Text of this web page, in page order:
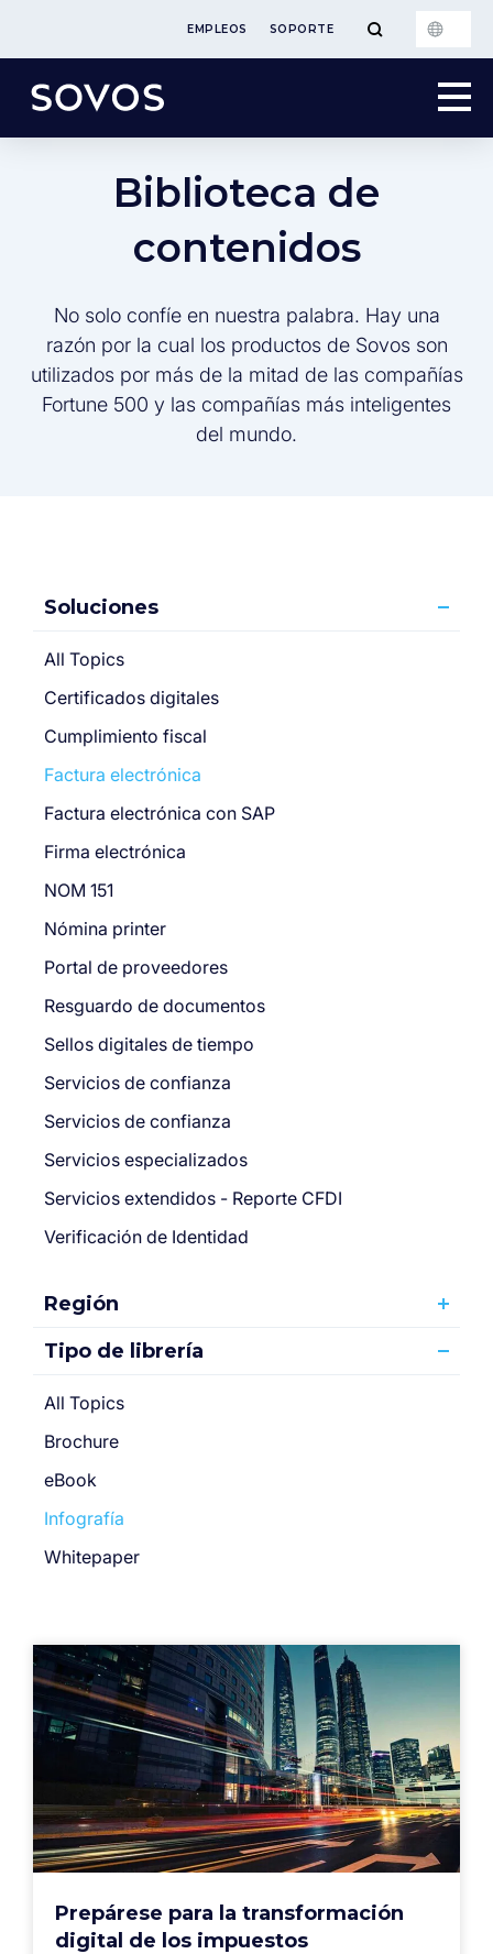
EMPLEOS SOPORTE
Biblioteca de
contenidos
No solo confíe en nuestra palabra. Hay una
razón por la cual los productos de Sovos son
utilizados por más de la mitad de las compañías
Fortune 500 y las compañías más inteligentes
del mundo.
Soluciones
All Topics
Certificados digitales
Cumplimiento fiscal
Factura electrónica
Factura electrónica con SAP
Firma electrónica
NOM 151
Nómina printer
Portal de proveedores
Resguardo de documentos
Sellos digitales de tiempo
Servicios de confianza
Servicios de confianza
Servicios especializados
Servicios extendidos - Reporte CFDI
Verificación de Identidad
Región
Tipo de librería
All Topics
Brochure
eBook
Infografía
Whitepaper
Prepárese para la transformación
digital de los impuestos